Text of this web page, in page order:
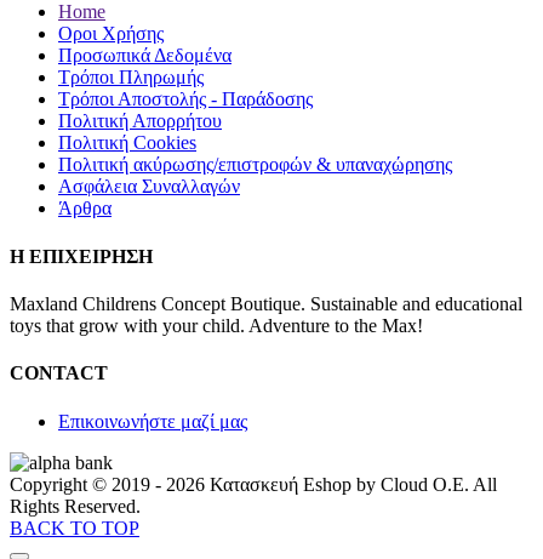
Home
Οροι Χρήσης
Προσωπικά Δεδομένα
Τρόποι Πληρωμής
Τρόποι Αποστολής - Παράδοσης
Πολιτική Απορρήτου
Πολιτική Cookies
Πολιτική ακύρωσης/επιστροφών & υπαναχώρησης
Ασφάλεια Συναλλαγών
Άρθρα
Η ΕΠΙΧΕΙΡΗΣΗ
Maxland Childrens Concept Boutique. Sustainable and educational
toys that grow with your child. Adventure to the Max!
CONTACT
Επικοινωνήστε μαζί μας
Copyright © 2019 - 2026 Κατασκευή Eshop by Cloud O.E. All
Rights Reserved.
BACK TO TOP